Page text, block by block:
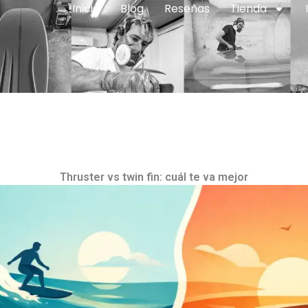
Inicio Blog Reseñas Tienda
Thruster vs twin fin: cuál te va mejor